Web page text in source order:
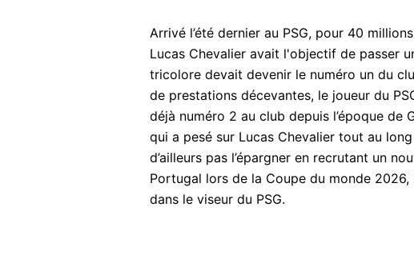
Arrivé l’été dernier au PSG, pour 40
Lucas Chevalier avait l'objectif de passer
tricolore devait devenir le numéro un du
de prestations décevantes, le joueur du
déjà numéro 2 au club depuis l’époque de
qui a pesé sur Lucas Chevalier tout au long
d’ailleurs pas l’épargner en recrutant un
Portugal lors de la Coupe du monde
dans le viseur du PSG.